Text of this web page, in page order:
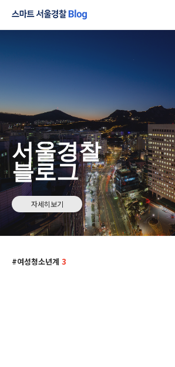
서울경찰
블로그
자세히보기
여성청소년계 3